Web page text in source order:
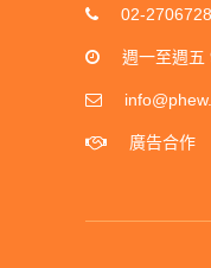
02-
週一至週五
廣告合作